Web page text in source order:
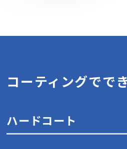
コーティングでで
ハードコート